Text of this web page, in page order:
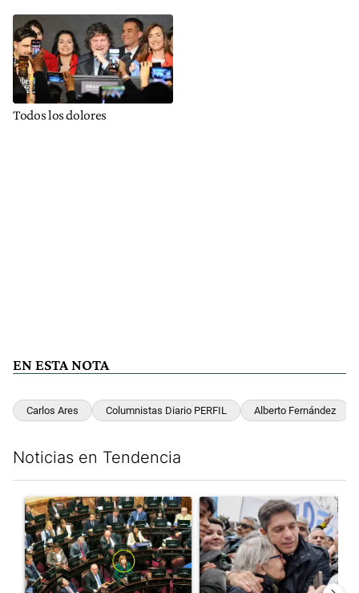
Todos los dolores
EN ESTA NOTA
Carlos Ares Columnistas Diario PERFIL Alberto Fernández
Noticias en Tendencia
Un artículo de tendencia con el título "La Rosada busca
Un artículo de tendencia con